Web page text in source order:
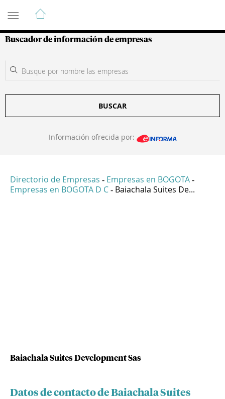
Guía de Empresas Colombianas
Buscador de información de empresas
BUSCAR
Información ofrecida por:
Directorio de Empresas - Empresas en BOGOTA -
Empresas en BOGOTA D C - Baiachala Suites De...
Baiachala Suites Development Sas
Datos de contacto de Baiachala Suites